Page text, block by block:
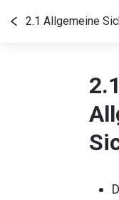
2.1 Allgemeine
2.1